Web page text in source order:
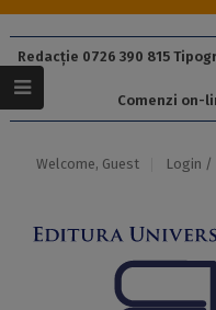
Redacție 0726 390 815
Comenzi on-
Welcome, Guest Login /